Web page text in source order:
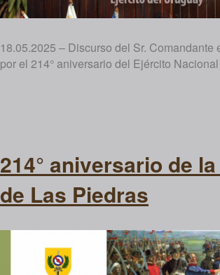
18.05.2025 – Discurso del Sr. Comandante
por el 214° aniversario del Ejército Nacional
214° aniversario de
de Las Piedras